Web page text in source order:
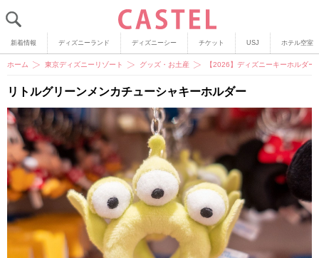
新着情報 ディズニーランド ディズニーシー チケット USJ ホテル空室
ホーム 東京ディズニーリゾート グッズ・お土産 【2026】ディズニーキーホルダ
リトルグリーンメンカチューシャキーホルダー